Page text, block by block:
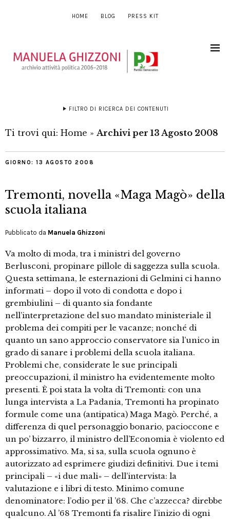
HOME BLOG PRESS KIT
FILTRO DI RICERCA DEI CONTENUTI
Ti trovi qui: Home » Archivi per 13 Agosto 2008
GIORNO: 13 AGOSTO 2008
Tremonti, novella «Maga Magò» della
scuola italiana
Pubblicato da Manuela Ghizzoni
Va molto di moda, tra i ministri del governo
Berlusconi, propinare pillole di saggezza sulla scuola.
Questa settimana, le esternazioni di Gelmini ci hanno
informati – dopo il voto di condotta e dopo i
grembiulini – di quanto sia fondante
nell’interpretazione del suo mandato ministeriale il
problema dei compiti per le vacanze; nonché di
quanto un sano approccio conservatore sia l’unico in
grado di sanare i problemi della scuola italiana.
Problemi che, considerate le sue principali
preoccupazioni, il ministro ha evidentemente molto
presenti. È poi stata la volta di Tremonti: con una
lunga intervista a La Padania, Tremonti ha propinato
formule come una (antipatica) Maga Magò. Perché, a
differenza di quel personaggio bonario, pacioccone e
un po’ bizzarro, il ministro dell’Economia è violento ed
approssimativo. Ma, si sa, sulla scuola ognuno è
autorizzato ad esprimere giudizi definitivi. Due i temi
principali – «i due mali» – dell’intervista: la
valutazione e i libri di testo. Minimo comune
denominatore: l’odio per il ’68. Che c’azzecca? direbbe
qualcuno. Al ’68 Tremonti fa risalire l’inizio di ogni